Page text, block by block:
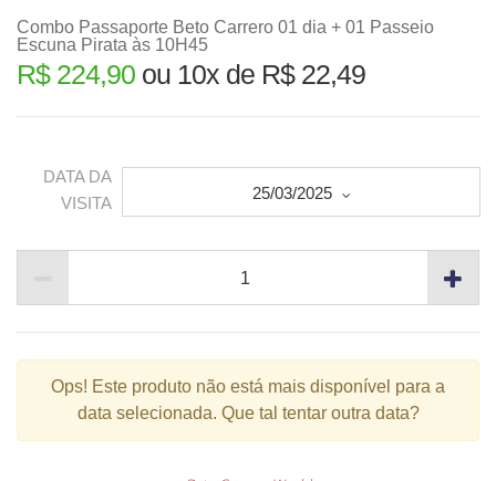
Combo Passaporte Beto Carrero 01 dia + 01 Passeio
Escuna Pirata às 10H45
R$ 224,90 ou 10x de R$ 22,49
DATA DA
VISITA
25/03/2025
Ops! Este produto não está mais disponível para a
data selecionada. Que tal tentar outra data?